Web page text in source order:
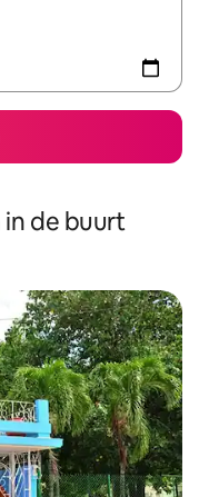
de buurt